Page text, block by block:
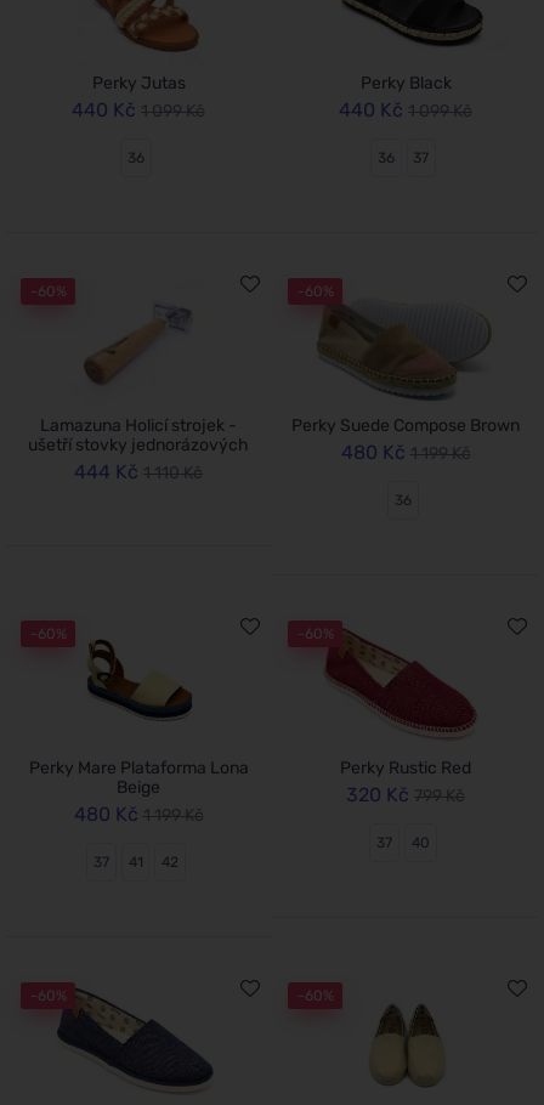
Perky Jutas
440 Kč 1 099 Kč
36
Perky Black
440 Kč 1 099 Kč
36 37
-60%
Lamazuna Holicí strojek -
ušetří stovky jednorázových
444 Kč 1 110 Kč
-60%
Perky Suede Compose Brown
480 Kč 1 199 Kč
36
-60%
Perky Mare Plataforma Lona
Beige
480 Kč 1 199 Kč
37 41 42
-60%
Perky Rustic Red
320 Kč 799 Kč
37 40
-60% -60%